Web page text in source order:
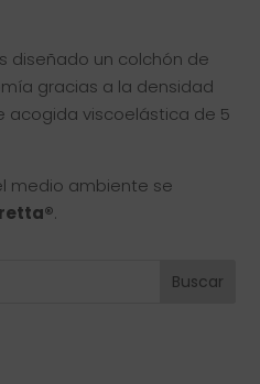
diseñado un colchón de
gracias a la densidad
acogida viscoelástica de 5
medio ambiente se
.
Buscar